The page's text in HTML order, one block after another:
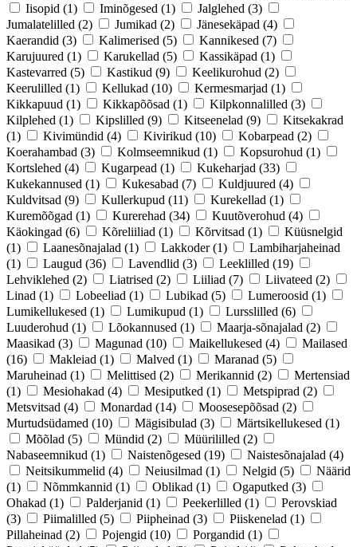
Iisopid (1) Iminõgesed (1) Jalglehed (3)
Jumalatelilled (2) Jumikad (2) Jänesekäpad (4)
Kaerandid (3) Kalimerised (5) Kannikesed (7)
Karujuured (1) Karukellad (5) Kassikäpad (1)
Kastevarred (5) Kastikud (9) Keelikurohud (2)
Keerulilled (1) Kellukad (10) Kermesmarjad (1)
Kikkapuud (1) Kikkapõõsad (1) Kilpkonnalilled (3)
Kilplehed (1) Kipslilled (9) Kitseenelad (9)
Kitsekakrad
(1)
Kivimündid (4) Kivirikud (10) Kobarpead (2)
Koerahambad (3) Kolmseemnikud (1) Kopsurohud (1)
Kortslehed (4) Kugarpead (1) Kukeharjad (33)
Kukekannused (1) Kukesabad (7) Kuldjuured (4)
Kuldvitsad (9) Kullerkupud (11) Kurekellad (1)
Kuremõõgad (1) Kurerehad (34) Kuutõverohud (4)
Käokingad (6) Kõreliiliad (1) Kõrvitsad (1)
Küüsnelgid
(1)
Laanesõnajalad (1) Lakkoder (1)
Lambiharjaheinad
(1)
Laugud (36) Lavendlid (3) Leeklilled (19)
Lehviklehed (2) Liatrised (2) Liiliad (7) Liivateed (2)
Linad (1) Lobeeliad (1) Lubikad (5) Lumeroosid (1)
Lumikellukesed (1) Lumikupud (1) Lursslilled (6)
Luuderohud (1) Lõokannused (1) Maarja-sõnajalad (2)
Maasikad (3) Magunad (10) Maikellukesed (4)
Mailased
(16)
Makleiad (1) Malved (1) Maranad (5)
Maruheinad (1) Melittised (2) Merikannid (2)
Mertensiad
(1)
Mesiohakad (4) Mesiputked (1) Metspiprad (2)
Metsvitsad (4) Monardad (14) Moosesepõõsad (2)
Murtudsüdamed (10) Mägisibulad (3) Märtsikellukesed (1)
Mõõlad (5) Mündid (2) Müürililled (2)
Nabaseemnikud (1) Naistenõgesed (19) Naistesõnajalad (4)
Neitsikummelid (4) Neiusilmad (1) Nelgid (5)
Näärid
(1)
Nõmmkannid (1) Oblikad (1) Ogaputked (3)
Ohakad (1) Palderjanid (1) Peekerlilled (1)
Perovskiad
(3)
Piimalilled (5) Piipheinad (3) Piiskenelad (1)
Pillaheinad (2) Pojengid (10) Porgandid (1)